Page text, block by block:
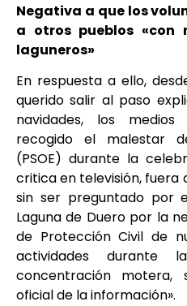
Negativa a que los
a otros pueblos «con
laguneros»
En respuesta a ello,
querido salir al paso
navidades, los
recogido el malestar
(PSOE) durante la
critica en televisión,
sin ser preguntado por
Laguna de Duero por la
de Protección Civil de
actividades durante
concentración motera,
oficial de la información».